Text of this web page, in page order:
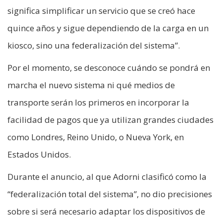
significa simplificar un servicio que se creó hace
quince años y sigue dependiendo de la carga en un
kiosco, sino una federalización del sistema”.
Por el momento, se desconoce cuándo se pondrá en
marcha el nuevo sistema ni qué medios de
transporte serán los primeros en incorporar la
facilidad de pagos que ya utilizan grandes ciudades
como Londres, Reino Unido, o Nueva York, en
Estados Unidos.
Durante el anuncio, al que Adorni clasificó como la
“federalización total del sistema”, no dio precisiones
sobre si será necesario adaptar los dispositivos de